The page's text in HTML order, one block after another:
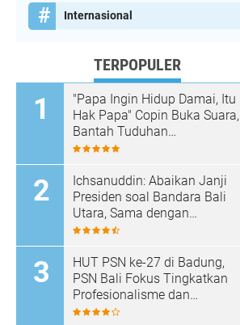
Internasional
TERPOPULER
"Papa Ingin Hidup Damai, Itu
Hak Papa" Copin Buka Suara,
Bantah Tuduhan
Pembongkaran Merajan di
Ichsanuddin: Abaikan Janji
Presiden soal Bandara Bali
Utara, Sama dengan
Membangkang Kebijakan
HUT PSN ke-27 di Badung,
PSN Bali Fokus Tingkatkan
Profesionalisme dan
Kesejahteraan Pinandita